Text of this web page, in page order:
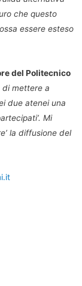
che questo
essere esteso
del Politecnico
di mettere a
due atenei una
Mi
la diffusione del